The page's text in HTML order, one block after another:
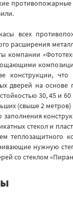
всех
расширения
компании
конструкции,
дверей на
30, 45 и
(свыше 2
заполнения
стекол и
теплозащитного
нужную
со стеклом